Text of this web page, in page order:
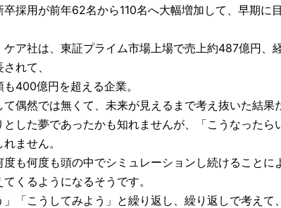
採用が前年62名から110名へ大幅増加して、早期に
ケア社は、東証プライム市場上場で売上約487億円、
れて、
400億円を超える企業。
偶然では無くて、未来が見えるまで考え抜いた結果
した夢であったかも知れませんが、「こうなったら
ません。
度も何度も頭の中でシミュレーションし続けることに
くるようになるそうです。
」「こうしてみよう」と繰り返し、繰り返しで考えて